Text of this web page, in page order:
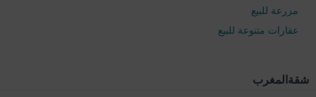
مزرعة للبيع
عقارات متنوعة للبيع
شقةالمغرب